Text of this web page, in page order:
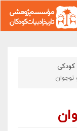
کودکی